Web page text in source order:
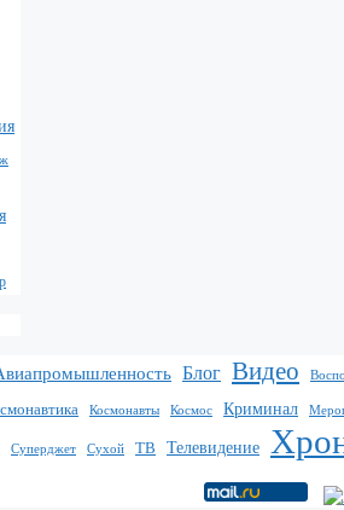
Блог Видео
Космонавты Космос Криминал
Суперджет Сухой ТВ Телевидение